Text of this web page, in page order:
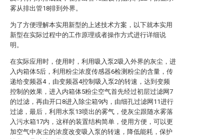
雾从排出管18排到外界。
为了方便理解本实用新型的上述技术方案，以下就本实用
新型在实际过程中的工作原理或者操作方式进行详细说
明。
在实际应用时，使用时，利用吸入泵2吸入外界的灰尘，进
入内箱体5后，利用粉尘浓度传感器6检测粉尘的含量，传
递给变频器4，由变频器4控制吸入泵2的转速，达到变频
控制的效果，进入内箱体5粉尘空气首先经过初层过滤网7
的过滤，再由开口8进入除尘箱9内，由细孔过滤网11进行
过滤，最后，利用水泵13喷出的雾气，使灰尘跟随水雾落
入污水箱17内，这样的装置结构简单，使用方便，可以更
加空气中灰尘的浓度改变吸入泵的转速，降低能耗，保护